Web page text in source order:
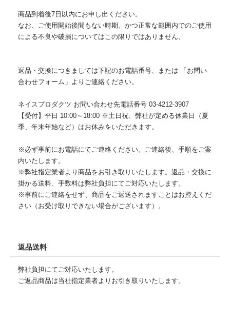
商品到着後7日以内にお申し出ください。
なお、ご使用開始後間もない時期、かつ正常な範囲内でのご使用
による不良や破損についてはこの限りではありません。
返品・交換につきましては下記のお電話番号、または 「 お問い
合わせフォーム 」よりご連絡ください。
ネイスプロダクツ お問い合わせ先電話番号 03-4212-3907
【受付】平日 10:00～18:00 ※土日祝、弊社が定める休業日（夏
季、年末年始など）はお休みをいただきます。
※必ず事前にお電話にてご連絡ください。ご連絡後、手順をご案
内いたします。
※弊社指定業者より商品をお引き取りいたします。返品・交換に
掛かる送料、手数料は弊社負担にてご対応いたします。
※事前にご連絡をせず、商品をご返送されますことはお控えくだ
さい（お受け取りできない場合がございます）。
返品送料
弊社負担にてご対応いたします。
ご返品商品は当社指定業者よりお引き取りいたします。